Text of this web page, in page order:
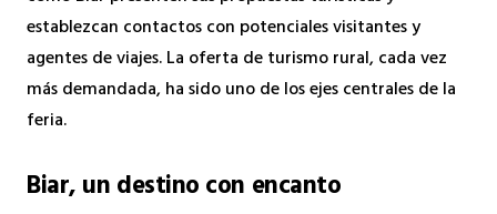
establezcan contactos con potenciales visitantes y
agentes de viajes. La oferta de turismo rural, cada vez
más demandada, ha sido uno de los ejes centrales de la
feria.
Biar, un destino con encanto